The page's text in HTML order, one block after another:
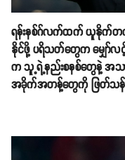
ရန်းနစ်ဂ်လက်ထက် ယူနိုက်တ
နိုင်ဖို့ ပရိသတ်တွေက မျှော်လ
က သူ့ရဲ့နည်းစနစ်တွေနဲ့ အ
အခိုက်အတန့်တွေကို ဖြတ်သန်